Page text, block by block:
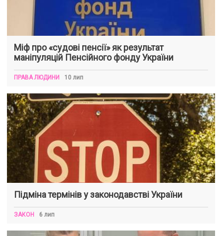
Міф про «судові пенсії» як результат
маніпуляцій Пенсійного фонду України
ПРАВА ЛЮДИНИ 10 лип
Підміна термінів у законодавстві України
ЗАКОН 6 лип